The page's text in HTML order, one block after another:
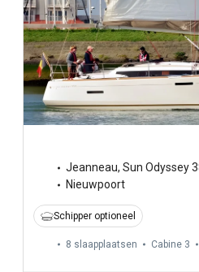
Jeanneau, Sun Odyssey
Nieuwpoort
Schipper optioneel
8 slaapplaatsen Cabine 3